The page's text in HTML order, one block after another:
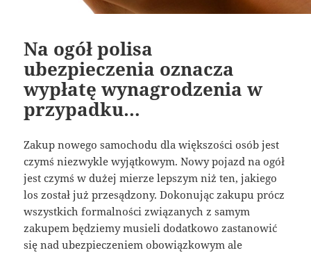
Na ogół polisa
ubezpieczenia oznacza
wypłatę wynagrodzenia w
przypadku…
Zakup nowego samochodu dla większości osób jest
czymś niezwykle wyjątkowym. Nowy pojazd na ogół
jest czymś w dużej mierze lepszym niż ten, jakiego
los został już przesądzony. Dokonując zakupu prócz
wszystkich formalności związanych z samym
zakupem będziemy musieli dodatkowo zastanowić
się nad ubezpieczeniem obowiązkowym ale